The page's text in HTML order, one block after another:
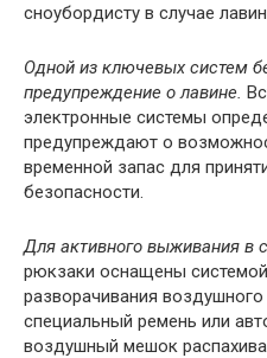
сноубордисту в случае
Одной из ключевых систем
предупреждение о лавине.
электронные системы
предупреждают о
временной запас для
безопасности.
Для активного выживания в
рюкзаки оснащены
разворачивания
специальный ремень или
воздушный мешок